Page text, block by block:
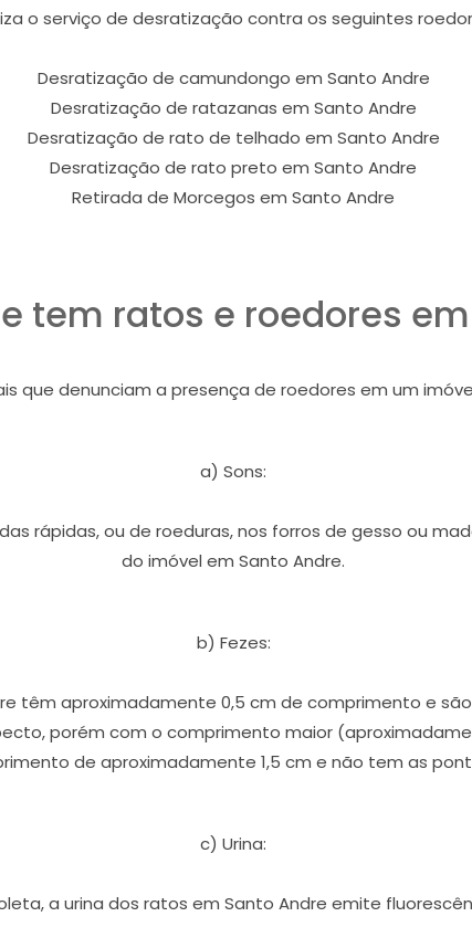
o serviço de desratização contra os seguintes
Desratização de camundongo em Santo Andre
Desratização de ratazanas em Santo Andre
Desratização de rato de telhado em Santo Andre
Desratização de rato preto em Santo Andre
Retirada de Morcegos em Santo Andre
tem ratos e roedores
que denunciam a presença de roedores em um
a) Sons:
rápidas, ou de roeduras, nos forros de gesso ou
do imóvel em Santo Andre.
b) Fezes:
têm aproximadamente 0,5 cm de comprimento e
porém com o comprimento maior
de aproximadamente 1,5 cm e não tem as
c) Urina:
a urina dos ratos em Santo Andre emite